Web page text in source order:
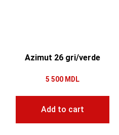
Azimut 26 gri/verde
5 500 MDL
Add to cart